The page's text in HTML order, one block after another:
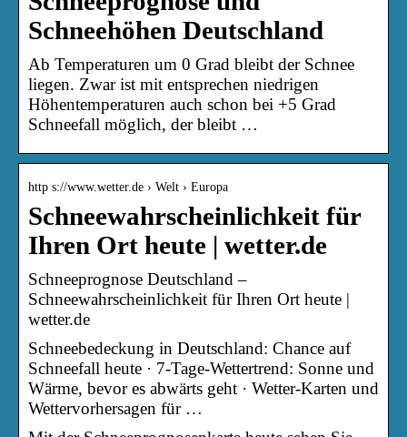
Schneehöhen Deutschland
Ab Temperaturen um 0 Grad bleibt der Schnee
liegen. Zwar ist mit entsprechen niedrigen
Höhentemperaturen auch schon bei +5 Grad
Schneefall möglich, der bleibt …
http s://www.wetter.de › Welt › Europa
Schneewahrscheinlichkeit für
Ihren Ort heute | wetter.de
Schneeprognose Deutschland –
Schneewahrscheinlichkeit für Ihren Ort heute |
wetter.de
Schneebedeckung in Deutschland: Chance auf
Schneefall heute · 7-Tage-Wettertrend: Sonne und
Wärme, bevor es abwärts geht · Wetter-Karten und
Wettervorhersagen für …